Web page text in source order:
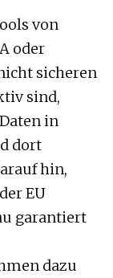
von
oder
sicheren
sind,
in
dort
hin,
EU
garantiert
dazu